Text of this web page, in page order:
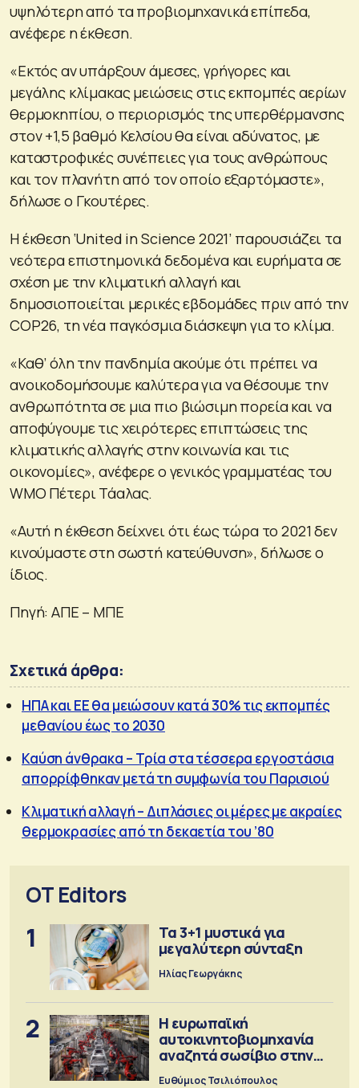
υψηλότερη από τα προβιομηχανικά επίπεδα,
ανέφερε η έκθεση.
«Εκτός αν υπάρξουν άμεσες, γρήγορες και
μεγάλης κλίμακας μειώσεις στις εκπομπές αερίων
θερμοκηπίου, ο περιορισμός της υπερθέρμανσης
στον +1,5 βαθμό Κελσίου θα είναι αδύνατος, με
καταστροφικές συνέπειες για τους ανθρώπους
και τον πλανήτη από τον οποίο εξαρτόμαστε»,
δήλωσε ο Γκουτέρες.
Η έκθεση ‘United in Science 2021’ παρουσιάζει τα
νεότερα επιστημονικά δεδομένα και ευρήματα σε
σχέση με την κλιματική αλλαγή και
δημοσιοποιείται μερικές εβδομάδες πριν από την
COP26, τη νέα παγκόσμια διάσκεψη για το κλίμα.
«Καθ’ όλη την πανδημία ακούμε ότι πρέπει να
ανοικοδομήσουμε καλύτερα για να θέσουμε την
ανθρωπότητα σε μια πιο βιώσιμη πορεία και να
αποφύγουμε τις χειρότερες επιπτώσεις της
κλιματικής αλλαγής στην κοινωνία και τις
οικονομίες», ανέφερε ο γενικός γραμματέας του
WMO Πέτερι Τάαλας.
«Αυτή η έκθεση δείχνει ότι έως τώρα το 2021 δεν
κινούμαστε στη σωστή κατεύθυνση», δήλωσε ο
ίδιος.
Πηγή: ΑΠΕ – ΜΠΕ
Σχετικά άρθρα:
ΗΠΑ και ΕΕ θα μειώσουν κατά 30% τις εκπομπές
μεθανίου έως το 2030
Καύση άνθρακα – Τρία στα τέσσερα εργοστάσια
απορρίφθηκαν μετά τη συμφωνία του Παρισιού
Κλιματική αλλαγή – Διπλάσιες οι μέρες με ακραίες
θερμοκρασίες από τη δεκαετία του ’80
OT Editors
1
Τα 3+1 μυστικά για
μεγαλύτερη σύνταξη
Ηλίας Γεωργάκης
2
Η ευρωπαϊκή
αυτοκινητοβιομηχανία
αναζητά σωσίβιο στην
Κίνα
Ευθύμιος Τσιλιόπουλος